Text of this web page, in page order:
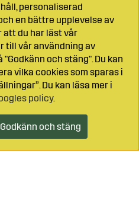
personaliserad
en bättre upplevelse av
att du har läst vår
till vår användning av
och stäng". Du kan
vilka cookies som sparas i
Du kan läsa mer i
policy.
Godkänn och stäng